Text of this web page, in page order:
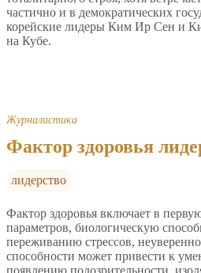
частично и в демократических
корейские лидеры Ким Ир Сен и
на Кубе.
Журналистика
Фактор здоровья
лидерство
Фактор здоровья включает в
параметров, биологическую
переживанию стрессов,
способности может привести к
появлению подозрительности,